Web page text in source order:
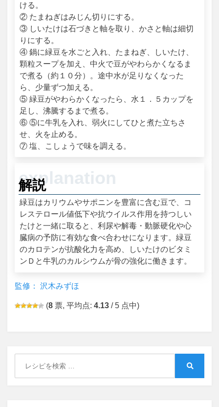
ける。
② たまねぎはみじん切りにする。
③ しいたけは石づきと軸を取り、かさと軸は細切
りにする。
④ 鍋に緑豆を水ごと入れ、たまねぎ、しいたけ、
顆粒スープを加え、中火で豆がやわらかくなるま
で煮る（約１０分）。途中水が足りなくなった
ら、少量ずつ加える。
⑤ 緑豆がやわらかくなったら、水１．５カップを
足し、沸騰するまで煮る。
⑥ ⑤に牛乳を入れ、弱火にしてひと煮た立ちさ
せ、火を止める。
⑦ 塩、こしょうで味を調える。
解説
緑豆はカリウムやサポニンを豊富に含む豆で、コ
レステロール値低下や抗ウイルス作用を持つしい
たけと一緒に取ると、利尿や解毒・動脈硬化や心
臓病の予防に有効な食べ合わせになります。緑豆
のカロテンが抗酸化力を高め、しいたけのビタミ
ンＤと牛乳のカルシウムが骨の強化に働きます。
監修： 沢木みずほ
(8 票, 平均点: 4.13 / 5 点中)